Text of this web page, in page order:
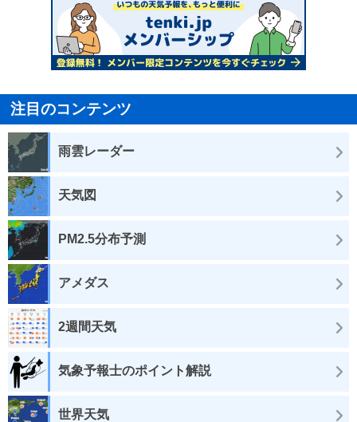
注目のコンテンツ
雨雲レーダー
天気図
PM2.5分布予測
アメダス
2週間天気
気象予報士のポイント解説
世界天気